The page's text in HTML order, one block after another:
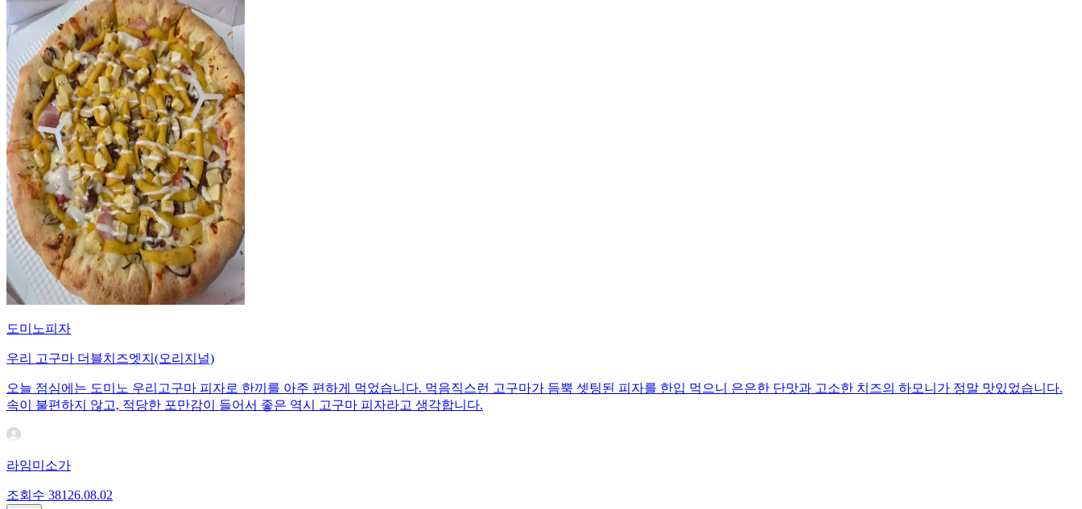
도미노피자
우리 고구마 더블치즈엣지(오리지널)
오늘 점심에는 도미노 우리고구마 피자로 한끼를 아주 편하게 먹었습니다. 먹음직스런 고구마가 듬뿍 셋팅된 피자를 한입 먹으니 은은한 단맛과 고소한 치즈의 하모니가 정말 맛있었습니다.
속이 불편하지 않고, 적당한 포만감이 들어서 좋은 역시 고구마 피자라고 생각합니다.
라임미소가
조회수 381 26.08.02